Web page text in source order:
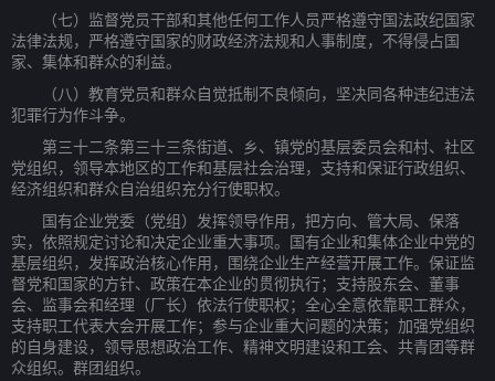
（七）监督党员干部和其他任何工作人员严格遵守国法政纪国家
法律法规，严格遵守国家的财政经济法规和人事制度，不得侵占国
家、集体和群众的利益。
（八）教育党员和群众自觉抵制不良倾向，坚决同各种违纪违法
犯罪行为作斗争。
第三十二条第三十三条街道、乡、镇党的基层委员会和村、社区
党组织，领导本地区的工作和基层社会治理，支持和保证行政组织、
经济组织和群众自治组织充分行使职权。
国有企业党委（党组）发挥领导作用，把方向、管大局、保落
实，依照规定讨论和决定企业重大事项。国有企业和集体企业中党的
基层组织，发挥政治核心作用，围绕企业生产经营开展工作。保证监
督党和国家的方针、政策在本企业的贯彻执行；支持股东会、董事
会、监事会和经理（厂长）依法行使职权；全心全意依靠职工群众，
支持职工代表大会开展工作；参与企业重大问题的决策；加强党组织
的自身建设，领导思想政治工作、精神文明建设和工会、共青团等群
众组织。群团组织。